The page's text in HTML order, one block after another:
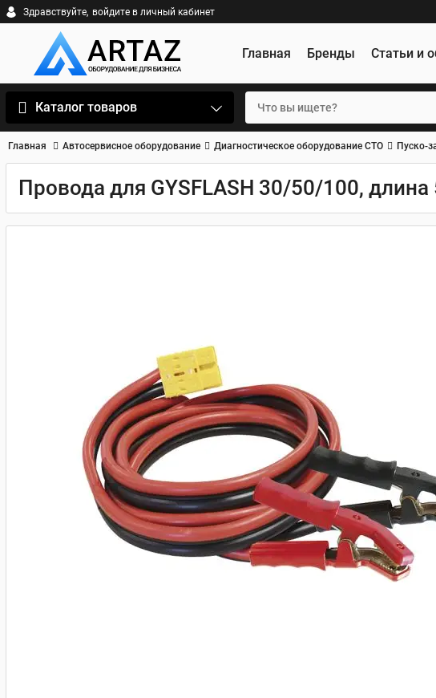
Здравствуйте, войдите в личный кабинет
Главная Бренды Статьи и
Каталог товаров
Главная Автосервисное оборудование Диагностическое оборудование СТО Пуско-
Провода для GYSFLASH 30/50/100, длина